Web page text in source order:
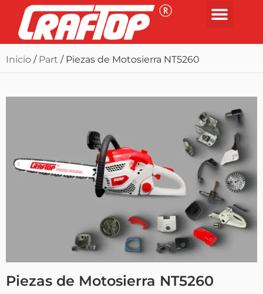
Inicio / Part / Piezas de Motosierra NT5260
Piezas de Motosierra NT5260